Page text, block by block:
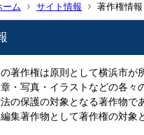
ーム サイト情報 著作権情報
著作権は原則として横浜市が
・写真・イラストなどの各々
の保護の対象となる著作物で
集著作物として著作権の対象